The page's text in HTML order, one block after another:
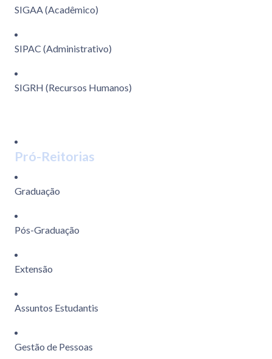
SIGAA (Acadêmico)
SIPAC (Administrativo)
SIGRH (Recursos Humanos)
Pró-Reitorias
Graduação
Pós-Graduação
Extensão
Assuntos Estudantis
Gestão de Pessoas